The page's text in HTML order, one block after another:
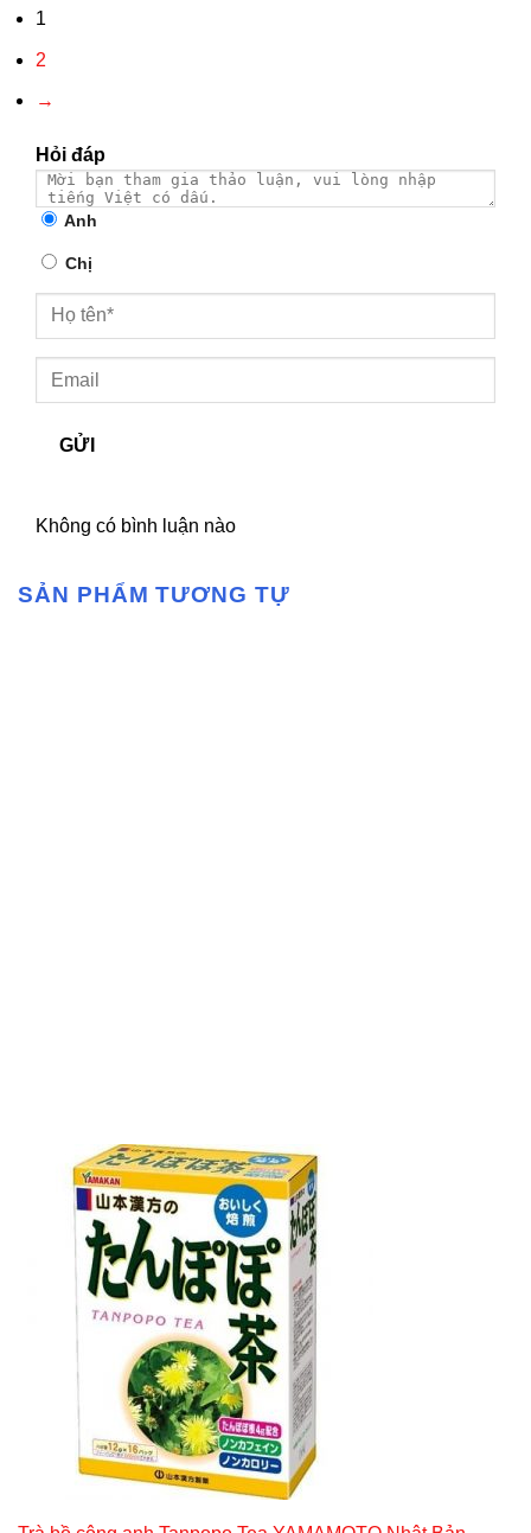
1
2
→
Hỏi đáp
Anh
Chị
GỬI
Không có bình luận nào
SẢN PHẨM TƯƠNG TỰ